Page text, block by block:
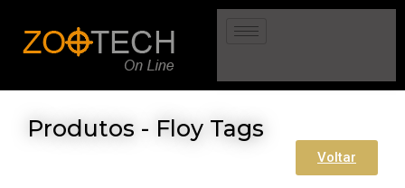
Produtos - Floy Tags
Voltar